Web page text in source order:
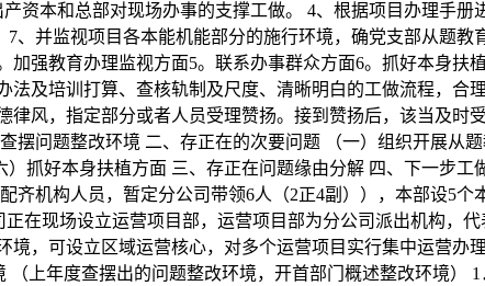
资本和总部对现场办事的支撑工做。 4、根据项目办理手册
、并监视项目各本能机能部分的施行环境，确党支部从题教
强教育办理监视方面5。联系办事群众方面6。抓好本身扶
及培训打算、查核轨制及尺度、清晰明白的工做流程，合
风，指定部分或者人员受理赞扬。接到赞扬后，该当及时
问题整改环境 二、存正在的次要问题 （一）组织开展从
抓好本身扶植方面 三、存正在问题缘由分解 四、下一步工
机构人员，暂定分公司带领6人（2正4副）），本部设5个
现场设立运营项目部，运营项目部为分公司派出机构，代
，可设立区域运营核心，对多个运营项目实行集中运营办
上年度查摆出的问题整改环境，开首部门概述整改环境）